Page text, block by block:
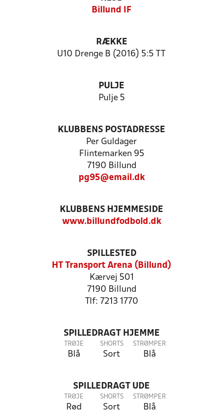
Billund IF
RÆKKE
U10 Drenge B (2016) 5:5 TT
PULJE
Pulje 5
KLUBBENS POSTADRESSE
Per Guldager
Flintemarken 95
7190 Billund
pg95@email.dk
KLUBBENS HJEMMESIDE
www.billundfodbold.dk
SPILLESTED
HT Transport Arena (Billund)
Kærvej 501
7190 Billund
Tlf: 7213 1770
SPILLEDRAGT HJEMME
TRØJE
Blå
SHORTS
Sort
STRØMPER
Blå
SPILLEDRAGT UDE
TRØJE
Rød
SHORTS
Sort
STRØMPER
Blå